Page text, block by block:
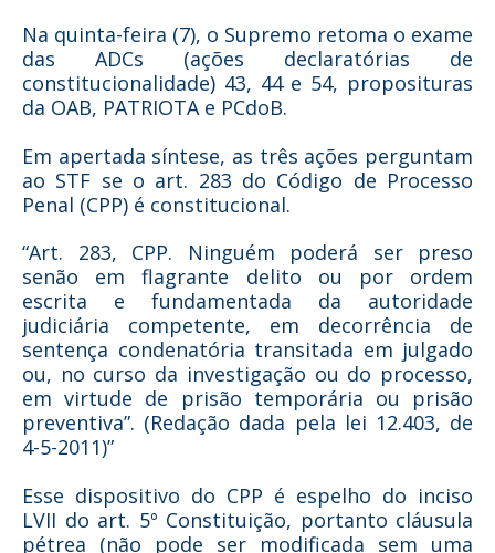
Na quinta-feira (7), o Supremo retoma o exame
das ADCs (ações declaratórias de
constitucionalidade) 43, 44 e 54, proposituras
da OAB, PATRIOTA e PCdoB.
Em apertada síntese, as três ações perguntam
ao STF se o art. 283 do Código de Processo
Penal (CPP) é constitucional.
“Art. 283, CPP. Ninguém poderá ser preso
senão em flagrante delito ou por ordem
escrita e fundamentada da autoridade
judiciária competente, em decorrência de
sentença condenatória transitada em julgado
ou, no curso da investigação ou do processo,
em virtude de prisão temporária ou prisão
preventiva”. (Redação dada pela lei 12.403, de
4-5-2011)”
Esse dispositivo do CPP é espelho do inciso
LVII do art. 5º Constituição, portanto cláusula
pétrea (não pode ser modificada sem uma